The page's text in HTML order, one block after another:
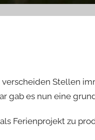
Stellen
gab es nun eine
Ferienprojekt zu